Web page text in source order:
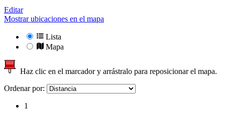
Editar
Mostrar ubicaciones en el mapa
Lista
Mapa
Haz clic en el marcador y arrástralo para reposicionar el mapa.
Ordenar por:
1